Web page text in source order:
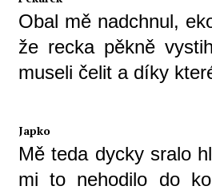
Obal mě nadchnul,
že recka pěkně
museli čelit a díky
Japko
Mě teda dycky sralo
mi to nehodilo do